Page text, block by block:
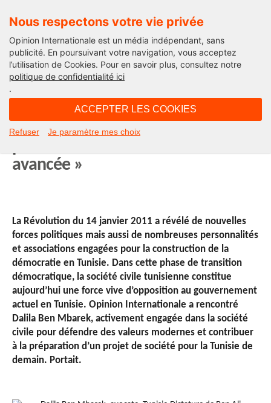
Nous respectons votre vie privée
Opinion Internationale est un média indépendant, sans
publicité. En poursuivant votre navigation, vous acceptez
l’utilisation de Cookies. Pour en savoir plus, consultez notre
politique de confidentialité ici
.
ACCEPTER LES COOKIES
Refuser Je paramètre mes choix
Tunisie
Dalila Mbarek, femme engagée
avancée »
La Révolution du 14 janvier 2011 a révélé de nouvelles
forces politiques mais aussi de nombreuses personnalités
et associations engagées pour la construction de la
démocratie en Tunisie. Dans cette phase de transition
démocratique, la société civile tunisienne constitue
aujourd’hui une force vive d’opposition au gouvernement
actuel en Tunisie. Opinion Internationale a rencontré
Dalila Ben Mbarek, activement engagée dans la société
civile pour défendre des valeurs modernes et contribuer
à la préparation d’un projet de société pour la Tunisie de
demain. Portait.